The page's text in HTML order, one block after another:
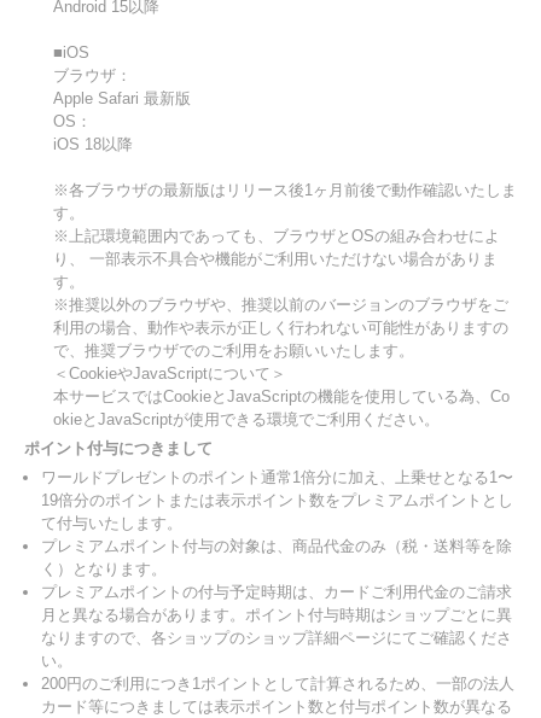
Android 15以降
■iOS
ブラウザ：
Apple Safari 最新版
OS：
iOS 18以降
※各ブラウザの最新版はリリース後1ヶ月前後で動作確認いたしま
す。
※上記環境範囲内であっても、ブラウザとOSの組み合わせによ
り、 一部表示不具合や機能がご利用いただけない場合がありま
す。
※推奨以外のブラウザや、推奨以前のバージョンのブラウザをご
利用の場合、動作や表示が正しく行われない可能性がありますの
で、推奨ブラウザでのご利用をお願いいたします。
＜CookieやJavaScriptについて＞
本サービスではCookieとJavaScriptの機能を使用している為、Co
okieとJavaScriptが使用できる環境でご利用ください。
ポイント付与につきまして
ワールドプレゼントのポイント通常1倍分に加え、上乗せとなる1〜
19倍分のポイントまたは表示ポイント数をプレミアムポイントとし
て付与いたします。
プレミアムポイント付与の対象は、商品代金のみ（税・送料等を除
く）となります。
プレミアムポイントの付与予定時期は、カードご利用代金のご請求
月と異なる場合があります。ポイント付与時期はショップごとに異
なりますので、各ショップのショップ詳細ページにてご確認くださ
い。
200円のご利用につき1ポイントとして計算されるため、一部の法人
カード等につきましては表示ポイント数と付与ポイント数が異なる